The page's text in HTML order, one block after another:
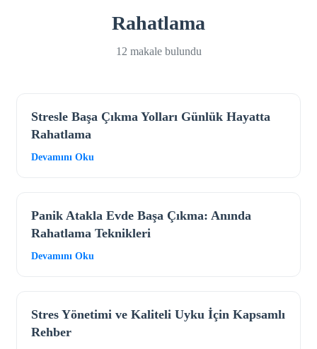
Rahatlama
12 makale bulundu
Stresle Başa Çıkma Yolları Günlük Hayatta
Rahatlama
Devamını Oku
Panik Atakla Evde Başa Çıkma: Anında
Rahatlama Teknikleri
Devamını Oku
Stres Yönetimi ve Kaliteli Uyku İçin Kapsamlı
Rehber